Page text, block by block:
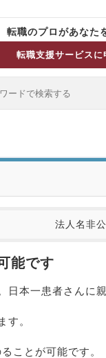
転職のプロがあなた
転職支援サービスに
法人名非
能です
日本一患者さんに
す。
ことが可能です。